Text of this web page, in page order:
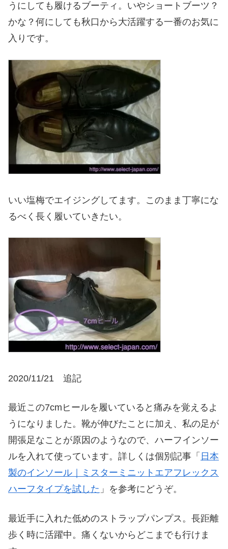
うにしても履けるブーティ。いやショートブーツ？
かな？何にしても秋口から大活躍する一番のお気に
入りです。
いい塩梅でエイジングしてます。このまま丁寧にな
るべく長く履いていきたい。
2020/11/21 追記
最近この7cmヒールを履いていると痛みを覚えるよ
うになりました。靴が伸びたことに加え、私の足が
開張足なことが原因のようなので、ハーフインソー
ルを入れて使っています。詳しくは個別記事「 日本
製のインソール｜ミスターミニットエアフレックス
ハーフタイプを試した 」を参考にどうぞ。
最近手に入れた低めのストラップパンプス。長距離
歩く時に活躍中。痛くないからどこまでも行けま